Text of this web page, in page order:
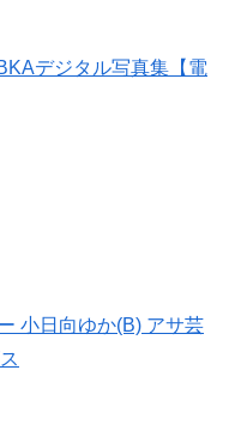
デジタル写真集【電
小日向ゆか(B) アサ芸